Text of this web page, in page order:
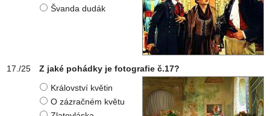
Švanda dudák
Z jaké pohádky je fotografie č.17?
Království květin
O zázračném květu